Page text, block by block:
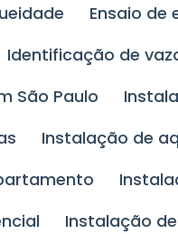
Ensaio
Identificação de
São Paulo
Instalação de
Instalação